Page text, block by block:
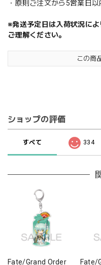
・原則ご注文から5営業日以
※発送予定日は入荷状況に
ご理解ください。
この商
ショップの評価
すべて 334
Fate/Grand Order
Fate/